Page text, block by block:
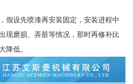
假设先喷漆再安装固定，安装进程中
现磨损、弄脏等情况，那时再修补比
降低。